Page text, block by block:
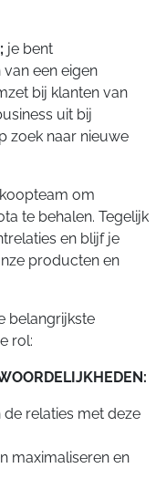
je bent
een eigen
bij klanten van
uit bij
zoek naar nieuwe
om
te behalen. Tegelijk
en blijf je
producten en
belangrijkste
rol:
de relaties met deze
maximaliseren en